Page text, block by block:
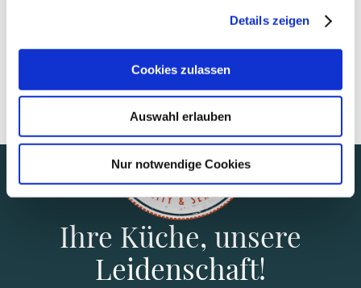
Details zeigen
Cookies zulassen
Auswahl erlauben
Nur notwendige Cookies
Ihre Küche, unsere
Leidenschaft!